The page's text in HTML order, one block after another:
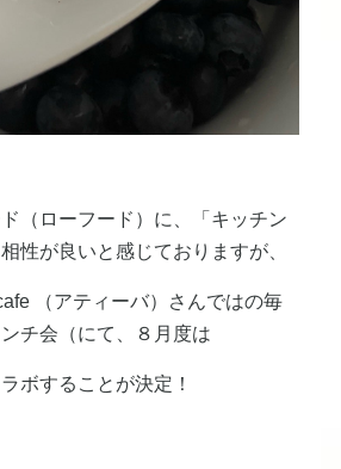
（ローフード）に、「キッチン
性が良いと感じておりますが、
（アティーバ）さんではの毎
チ会（にて、８月度は
ボすることが決定！